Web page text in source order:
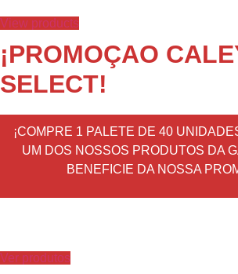
View products
¡PROMOÇAO
SELECT!
¡COMPRE 1 PALETE DE 40
UM DOS NOSSOS PRODUTOS DA
BENEFICIE DA NOSSA
Ver produtos